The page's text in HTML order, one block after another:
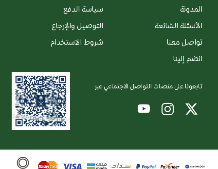
المدونة
الأسئلة الشائعة
تواصل معنا
انضم إلينا
سياسة الدفع
التوصيل والإرجاع
شروط الاستخدام
تابعونا على منصات التواصل الاجتماعي عبر